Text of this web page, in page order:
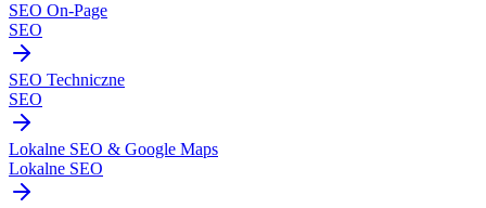
SEO On-Page
SEO
SEO Techniczne
SEO
Lokalne SEO & Google Maps
Lokalne SEO